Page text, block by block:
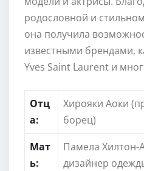
родословной и
она получила
известными брендами,
Yves Saint Laurent и
Отц
а:
Хирояки Аоки
борец)
Мат
ь:
Памела Хилтон-
дизайнер